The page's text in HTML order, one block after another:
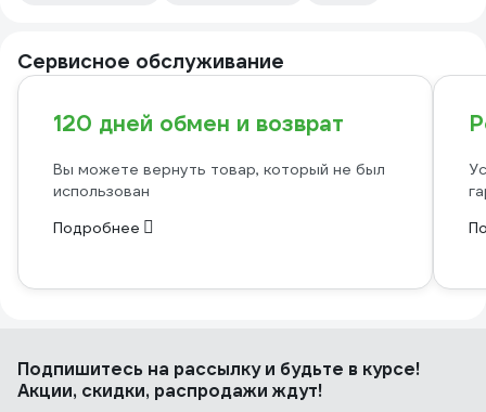
Сервисное обслуживание
120 дней обмен и возврат
Вы можете вернуть товар, который не был
использован
Подробнее
Подпишитесь на рассылкуи будьте в курсе!
Акции, скидки, распродажи ждут!